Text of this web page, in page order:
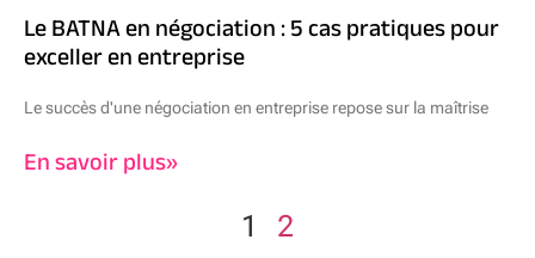
Le BATNA en négociation : 5 cas pratiques pour
exceller en entreprise
Le succès d'une négociation en entreprise repose sur la maîtrise
En savoir plus»
1 2